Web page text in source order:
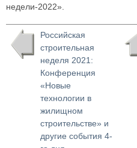
недели-2022».
Российская
строительная
неделя 2021:
Конференция
«Новые
технологии в
жилищном
строительстве» и
другие события 4-